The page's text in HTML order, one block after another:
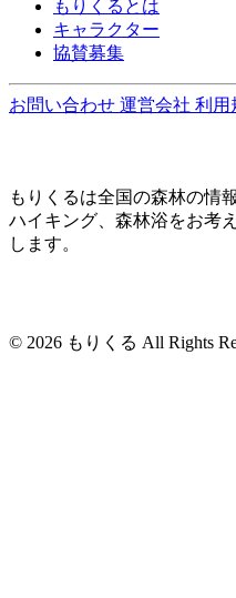
もりくるとは
キャラクター
協賛募集
お問い合わせ 運営会社 利用
もりくるは全国の森林の情
ハイキング、森林浴をお考
します。
© 2026 もりくる All Rights